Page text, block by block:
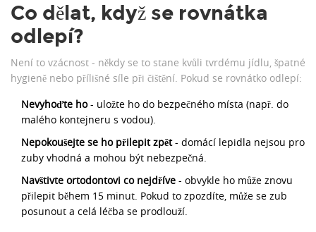
Co dělat, když se rovnátka
odlepí?
Není to vzácnost - někdy se to stane kvůli tvrdému jídlu, špatné
hygieně nebo přílišné síle při čištění. Pokud se rovnátko odlepí:
Nevyhoďte ho- uložte ho do bezpečného místa (např. do
malého kontejneru s vodou).
Nepokoušejte se ho přilepit zpět- domácí lepidla nejsou pro
zuby vhodná a mohou být nebezpečná.
Navštivte ortodontovi co nejdříve - obvykle ho může znovu
přilepit během 15 minut. Pokud to zpozdíte, může se zub
posunout a celá léčba se prodlouží.